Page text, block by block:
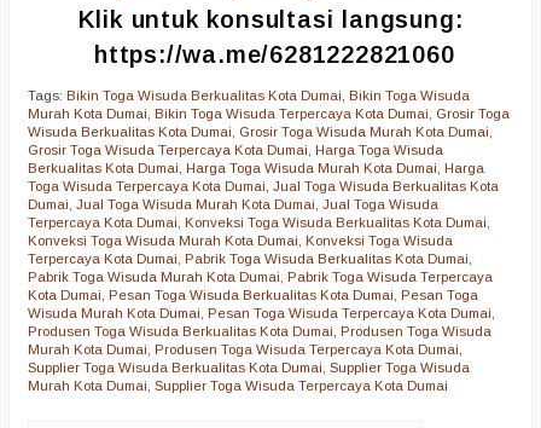
Klik untuk konsultasi langsung:
https://wa.me/6281222821060
Tags: Bikin Toga Wisuda Berkualitas Kota Dumai Bikin Toga Wisuda
Murah Kota Dumai Bikin Toga Wisuda Terpercaya Kota Dumai
Grosir Toga
Wisuda Berkualitas Kota Dumai
Grosir Toga Wisuda Murah Kota Dumai
Grosir Toga Wisuda Terpercaya Kota Dumai Harga Toga Wisuda
Berkualitas Kota Dumai Harga Toga Wisuda Murah Kota Dumai Harga
Toga Wisuda Terpercaya Kota Dumai Jual Toga Wisuda Berkualitas Kota
Dumai Jual Toga Wisuda Murah Kota Dumai Jual Toga Wisuda
Terpercaya Kota Dumai Konveksi Toga Wisuda Berkualitas Kota Dumai
Konveksi Toga Wisuda Murah Kota Dumai Konveksi Toga Wisuda
Terpercaya Kota Dumai Pabrik Toga Wisuda Berkualitas Kota Dumai
Pabrik Toga Wisuda Murah Kota Dumai Pabrik Toga Wisuda Terpercaya
Kota Dumai Pesan Toga Wisuda Berkualitas Kota Dumai Pesan Toga
Wisuda Murah Kota Dumai Pesan Toga Wisuda Terpercaya Kota Dumai
Produsen Toga Wisuda Berkualitas Kota Dumai Produsen Toga Wisuda
Murah Kota Dumai Produsen Toga Wisuda Terpercaya Kota Dumai
Supplier Toga Wisuda Berkualitas Kota Dumai Supplier Toga Wisuda
Murah Kota Dumai Supplier Toga Wisuda Terpercaya Kota Dumai